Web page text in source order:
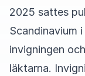
2025 sattes
Scandinavium
invigningen
läktarna.